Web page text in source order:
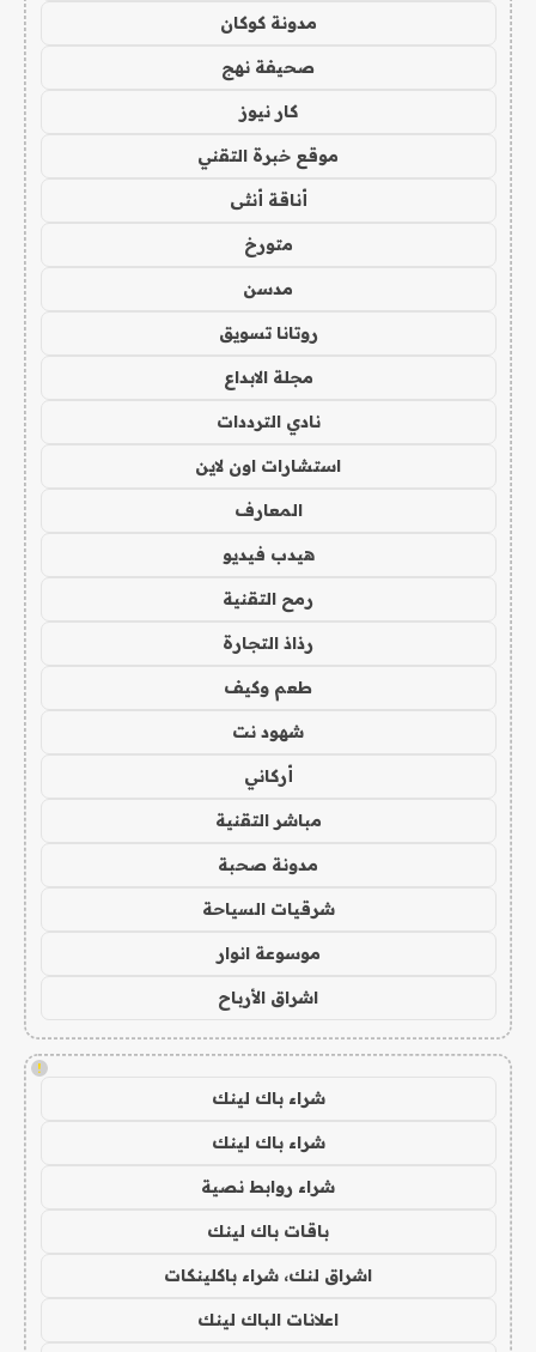
مدونة كوكان
صحيفة نهج
كار نيوز
موقع خبرة التقني
أناقة أنثى
متورخ
مدسن
روتانا تسويق
مجلة الابداع
نادي الترددات
استشارات اون لاين
المعارف
هيدب فيديو
رمح التقنية
رذاذ التجارة
طعم وكيف
شهود نت
أركاني
مباشر التقنية
مدونة صحبة
شرقيات السياحة
موسوعة انوار
اشراق الأرباح
!
شراء باك لينك
شراء باك لينك
شراء روابط نصية
باقات باك لينك
اشراق لنك، شراء باكلينكات
اعلانات الباك لينك